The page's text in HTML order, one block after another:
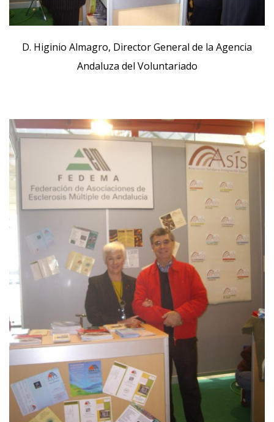
D. Higinio Almagro, Director General de la Agencia
Andaluza del Voluntariado